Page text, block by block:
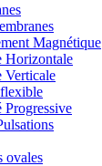
Magnétique
Horizontale
Verticale
ovales